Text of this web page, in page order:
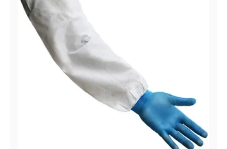
CoverMe™ XP Manchettes
XP 1000 Manchettes Microporeux